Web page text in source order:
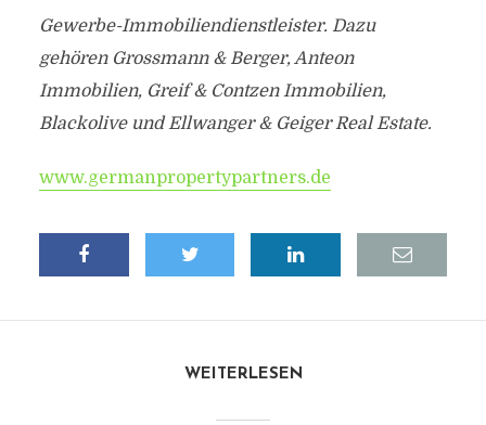
Gewerbe-Immobiliendienstleister. Dazu
gehören Grossmann & Berger, Anteon
Immobilien, Greif & Contzen Immobilien,
Blackolive und Ellwanger & Geiger Real Estate.
www.germanpropertypartners.de
WEITERLESEN